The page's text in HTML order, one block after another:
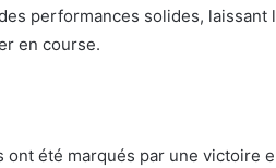
performances solides, laissant
en course.
été marqués par une victoire